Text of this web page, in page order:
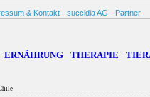
& Kontakt - succidia AG - Partner
ERNÄHRUNG THERAPIE